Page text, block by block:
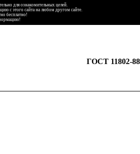
для ознакомительных целей.
с этого сайта на любом другом сайте.
бесплатно!
ГОСТ 11802-88